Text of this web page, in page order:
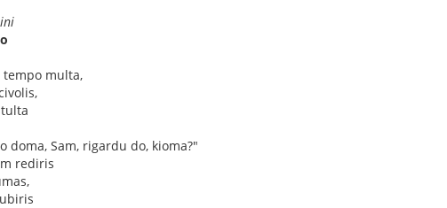
multa,
doma, Sam, rigardu do, kioma?"
rediris